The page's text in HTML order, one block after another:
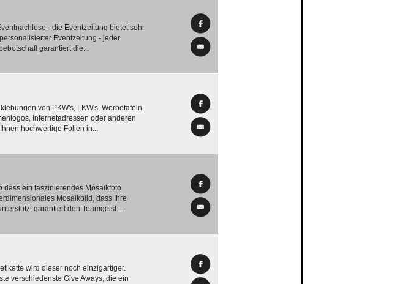
- die Eventzeitung bietet sehr
Eventzeitung - jeder
garantiert die...
von PKW's, LKW's, Werbetafeln,
Internetadressen oder anderen
hochwertige Folien in...
dass ein faszinierendes Mosaikfoto
Mosaikbild, dass Ihre
garantiert den Teamgeist....
wird dieser noch einzigartiger.
verschiedenste Give Aways, die ein